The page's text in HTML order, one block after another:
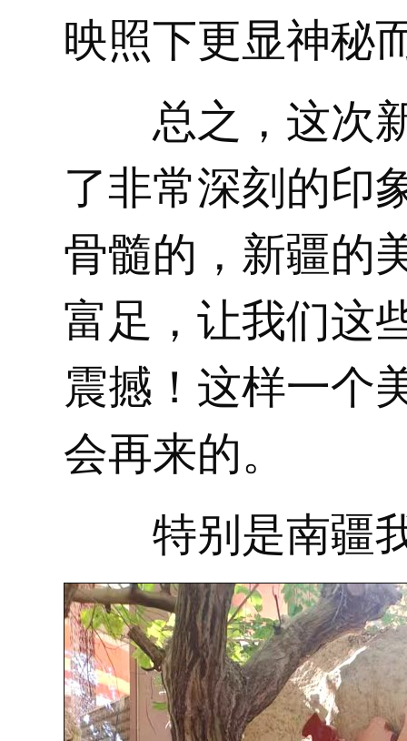
映照下更显神秘
总之，这次
了非常深刻的印
骨髓的，新疆的
富足，让我们这
震撼！这样一个
会再来的。
特别是南疆